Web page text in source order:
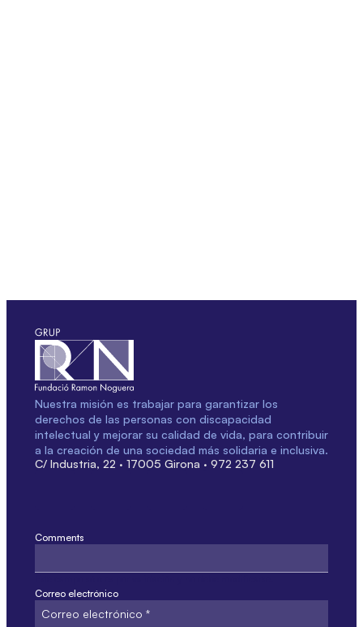
Nuestra misión es trabajar para garantizar los
derechos de las personas con discapacidad
intelectual y mejorar su calidad de vida, para contribuir
a la creación de una sociedad más solidaria e inclusiva.
C/ Industria, 22 · 17005 Girona · 972 237 611
Comments
Correo electrónico